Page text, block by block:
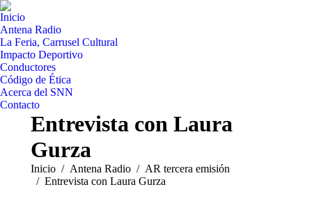
Inicio
Antena Radio
La Feria, Carrusel Cultural
Impacto Deportivo
Conductores
Código de Ética
Acerca del SNN
Contacto
Entrevista con Laura
Gurza
Estás aquí:
Inicio Antena Radio
AR tercera emisión
Entrevista con Laura Gurza